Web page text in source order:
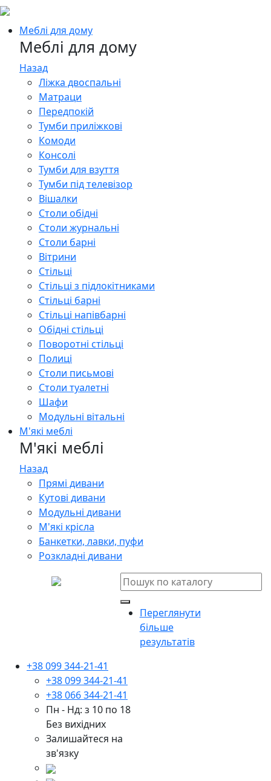
Меблі для дому
Меблі для дому
Назад
Ліжка двоспальні
Матраци
Передпокій
Тумби приліжкові
Комоди
Консолі
Тумби для взуття
Тумби під телевізор
Вішалки
Столи обідні
Столи журнальні
Столи барні
Вітрини
Стільці
Стільці з підлокітниками
Стільці барні
Стільці напівбарні
Обідні стільці
Поворотні стільці
Полиці
Столи письмові
Столи туалетні
Шафи
Модульні вітальні
М'які меблі
М'які меблі
Назад
Прямі дивани
Кутові дивани
Модульні дивани
М'які крісла
Банкетки, лавки, пуфи
Розкладні дивани
Переглянути
більше
результатів
+38 099 344-21-41
+38 099 344-21-41
+38 066 344-21-41
Пн - Нд: з 10 по 18
Без вихідних
Залишайтеся на
зв'язку